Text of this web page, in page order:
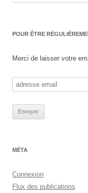
POUR ÊTRE
Merci de laisser votre
MÉTA
Connexion
Flux des publications